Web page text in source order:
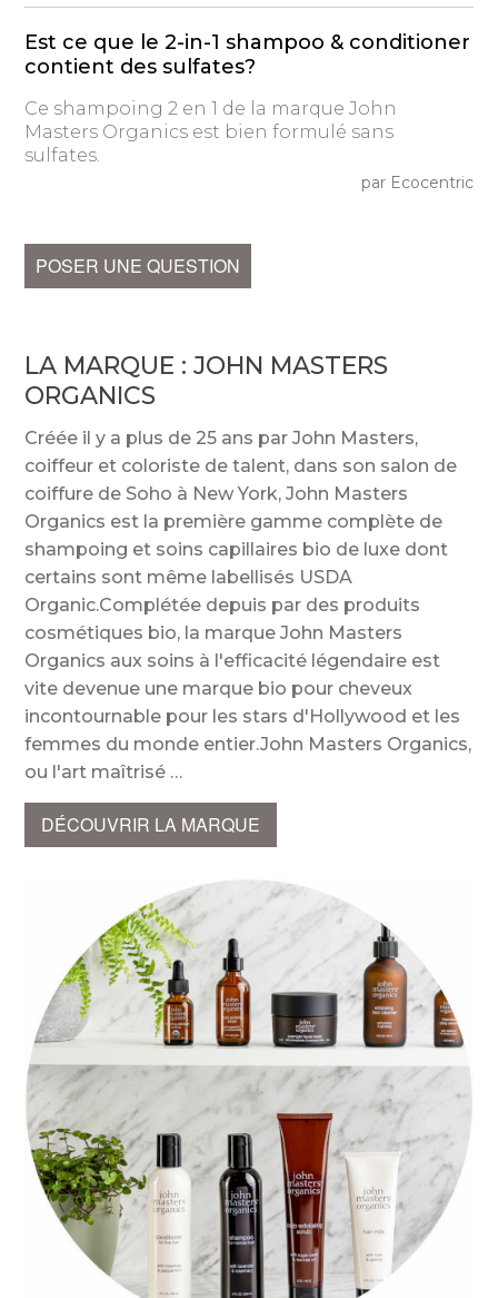
Est ce que le 2-in-1 shampoo & conditioner
contient des sulfates?
Ce shampoing 2 en 1 de la marque John
Masters Organics est bien formulé sans
sulfates.
par Ecocentric
POSER UNE QUESTION
LA MARQUE :JOHN MASTERS
ORGANICS
Créée il y a plus de 25 ans par John Masters,
coiffeur et coloriste de talent, dans son salon de
coiffure de Soho à New York, John Masters
Organics est la première gamme complète de
shampoing et soins capillaires bio de luxe dont
certains sont même labellisés USDA
Organic.Complétée depuis par des produits
cosmétiques bio, la marque John Masters
Organics aux soins à l'efficacité légendaire est
vite devenue une marque bio pour cheveux
incontournable pour les stars d'Hollywood et les
femmes du monde entier.John Masters Organics,
ou l'art maîtrisé
DÉCOUVRIR LA MARQUE